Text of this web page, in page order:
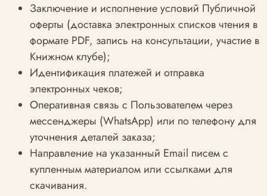
Заключение и исполнение условий Публичной
оферты (доставка электронных списков чтения в
формате PDF, запись на консультации, участие в
Книжном клубе);
Идентификация платежей и отправка
электронных чеков;
Оперативная связь с Пользователем через
мессенджеры (WhatsApp) или по телефону для
уточнения деталей заказа;
Направление на указанный Email писем с
купленным материалом или ссылками для
скачивания.